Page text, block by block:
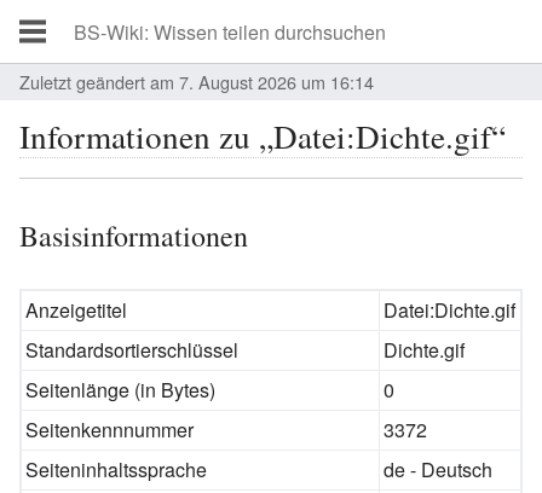
Zuletzt geändert am 7. August 2026 um 16:14
Informationen zu „Datei:Dichte.gif“
Basisinformationen
Anzeigetitel
Datei:Dichte.gif
Standardsortierschlüssel
Dichte.gif
Seitenlänge (in Bytes)
0
Seitenkennnummer
3372
Seiteninhaltssprache
de - Deutsch